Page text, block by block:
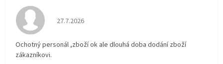
Hodnocení obchodu je 4 z 5 hvězdiček.
27.7.2026
Ochotný personál ,zboží ok ale dlouhá doba dodání zboží
zákazníkovi.